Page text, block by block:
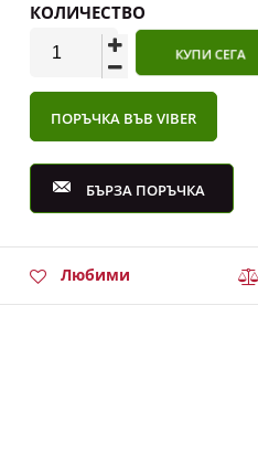
КОЛИЧЕСТВО
ПОРЪЧКА ВЪВ VIBER
БЪРЗА ПОРЪЧКА
Любими